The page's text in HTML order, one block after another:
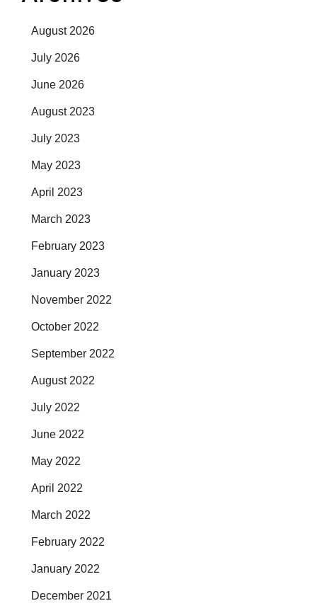
August 2026
July 2026
June 2026
August 2023
July 2023
May 2023
April 2023
March 2023
February 2023
January 2023
November 2022
October 2022
September 2022
August 2022
July 2022
June 2022
May 2022
April 2022
March 2022
February 2022
January 2022
December 2021